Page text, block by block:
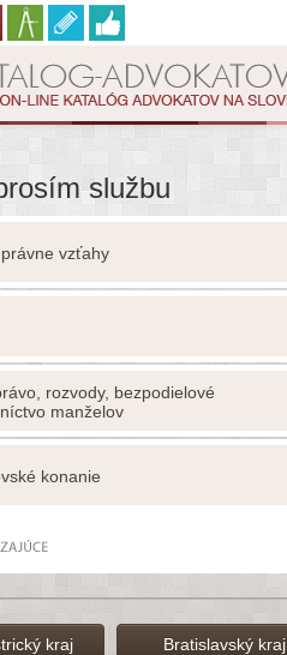
službu
vzťahy
rozvody, bezpodielové
manželov
konanie
kraj Bratislavský kraj